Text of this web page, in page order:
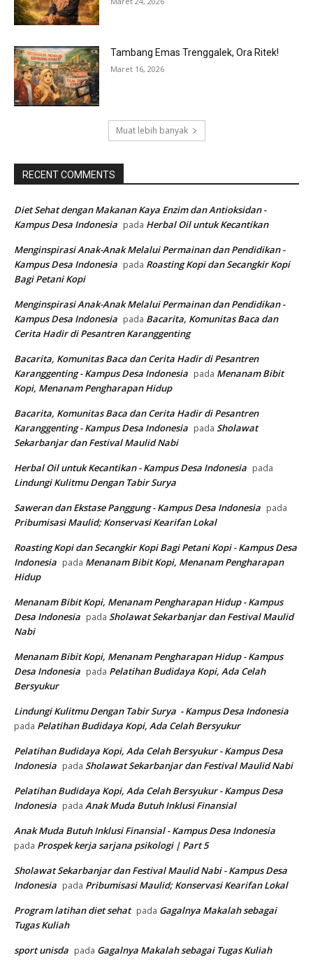
Tambang Emas Trenggalek, Ora Ritek!
Maret 16, 2026
Muat lebih banyak
RECENT COMMENTS
Diet Sehat dengan Makanan Kaya Enzim dan Antioksidan -
Kampus Desa Indonesia pada Herbal Oil untuk Kecantikan
Menginspirasi Anak-Anak Melalui Permainan dan Pendidikan -
Kampus Desa Indonesia pada Roasting Kopi dan Secangkir Kopi
Bagi Petani Kopi
Menginspirasi Anak-Anak Melalui Permainan dan Pendidikan -
Kampus Desa Indonesia pada Bacarita, Komunitas Baca dan
Cerita Hadir di Pesantren Karanggenting
Bacarita, Komunitas Baca dan Cerita Hadir di Pesantren
Karanggenting - Kampus Desa Indonesia pada Menanam Bibit
Kopi, Menanam Pengharapan Hidup
Bacarita, Komunitas Baca dan Cerita Hadir di Pesantren
Karanggenting - Kampus Desa Indonesia pada Sholawat
Sekarbanjar dan Festival Maulid Nabi
Herbal Oil untuk Kecantikan - Kampus Desa Indonesia pada
Lindungi Kulitmu Dengan Tabir Surya
Saweran dan Ekstase Panggung - Kampus Desa Indonesia pada
Pribumisasi Maulid; Konservasi Kearifan Lokal
Roasting Kopi dan Secangkir Kopi Bagi Petani Kopi - Kampus Desa
Indonesia pada Menanam Bibit Kopi, Menanam Pengharapan
Hidup
Menanam Bibit Kopi, Menanam Pengharapan Hidup - Kampus
Desa Indonesia pada Sholawat Sekarbanjar dan Festival Maulid
Nabi
Menanam Bibit Kopi, Menanam Pengharapan Hidup - Kampus
Desa Indonesia pada Pelatihan Budidaya Kopi, Ada Celah
Bersyukur
Lindungi Kulitmu Dengan Tabir Surya - Kampus Desa Indonesia
pada Pelatihan Budidaya Kopi, Ada Celah Bersyukur
Pelatihan Budidaya Kopi, Ada Celah Bersyukur - Kampus Desa
Indonesia pada Sholawat Sekarbanjar dan Festival Maulid Nabi
Pelatihan Budidaya Kopi, Ada Celah Bersyukur - Kampus Desa
Indonesia pada Anak Muda Butuh Inklusi Finansial
Anak Muda Butuh Inklusi Finansial - Kampus Desa Indonesia
pada Prospek kerja sarjana psikologi | Part 5
Sholawat Sekarbanjar dan Festival Maulid Nabi - Kampus Desa
Indonesia pada Pribumisasi Maulid; Konservasi Kearifan Lokal
Program latihan diet sehat pada Gagalnya Makalah sebagai
Tugas Kuliah
sport unisda pada Gagalnya Makalah sebagai Tugas Kuliah